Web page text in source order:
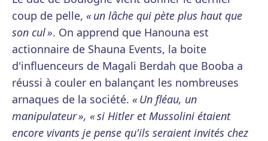
coup de pelle, « un lâche qui pète plus haut que
son cul ». On apprend que Hanouna est
actionnaire de Shauna Events, la boite
d'influenceurs de Magali Berdah que Booba a
réussi à couler en balançant les nombreuses
arnaques de la société. « Un fléau, un
manipulateur », « si Hitler et Mussolini étaient
encore vivants je pense qu'ils seraient invités chez